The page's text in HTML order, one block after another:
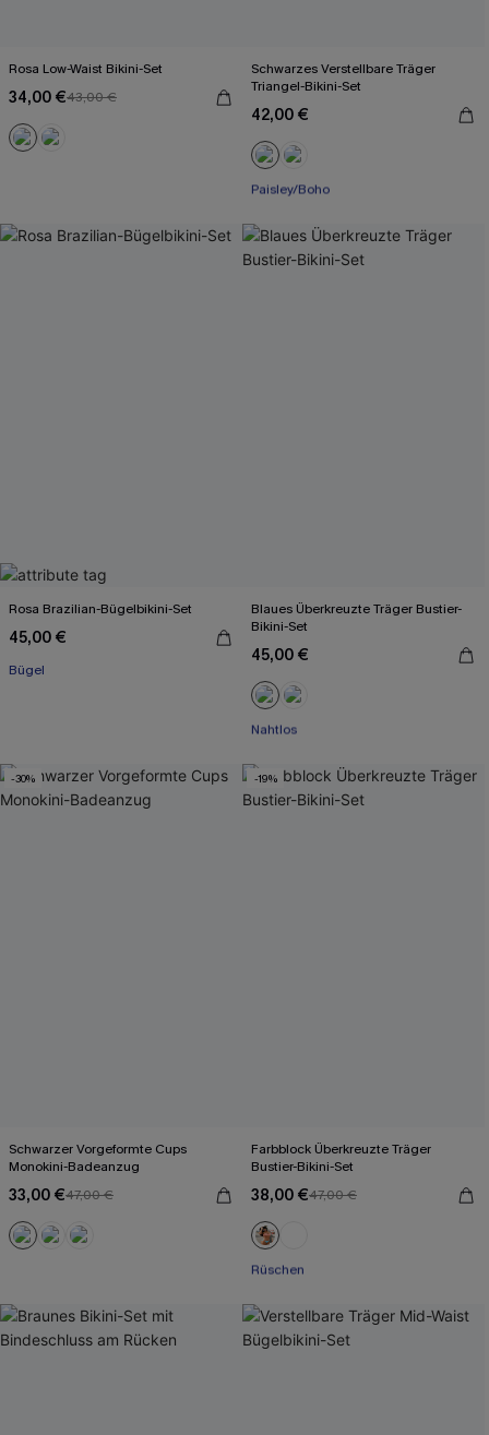
Rosa Low-Waist Bikini-Set
34,00 €43,00 €
Schwarzes Verstellbare Träger
Triangel-Bikini-Set
42,00 €
Mit Gratis-Maßband
Paisley/Boho
Rosa Brazilian-Bügelbikini-Set
45,00 €
Bügel
Blaues Überkreuzte Träger Bustier-
Bikini-Set
45,00 €
Mit Gratis-Maßband
Nahtlos
-30%
Schwarzer Vorgeformte Cups
Monokini-Badeanzug
33,00 €47,00 €
-19%
Farbblock Überkreuzte Träger
Bustier-Bikini-Set
38,00 €47,00 €
Mit Gratis-Maßband
Rüschen